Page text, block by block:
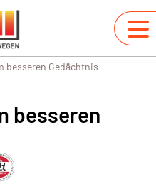
besseren Gedächtnis
besseren